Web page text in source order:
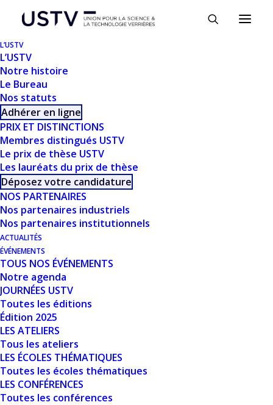
L’USTV
L’USTV
Notre histoire
Le Bureau
Nos statuts
Adhérer en ligne
PRIX ET DISTINCTIONS
Membres distingués USTV
Le prix de thèse USTV
Les lauréats du prix de thèse
Déposez votre candidature
NOS PARTENAIRES
Nos partenaires industriels
Nos partenaires institutionnels
ACTUALITÉS
ÉVÉNEMENTS
TOUS NOS ÉVÉNEMENTS
Notre agenda
JOURNÉES USTV
Toutes les éditions
Édition 2025
LES ATELIERS
Tous les ateliers
LES ÉCOLES THÉMATIQUES
Toutes les écoles thématiques
LES CONFÉRENCES
Toutes les conférences
TÉLÉCHARGER
Télécharger
Nombre de fichiers
Date de création
Dernière mise à
jour
POTENTIELS